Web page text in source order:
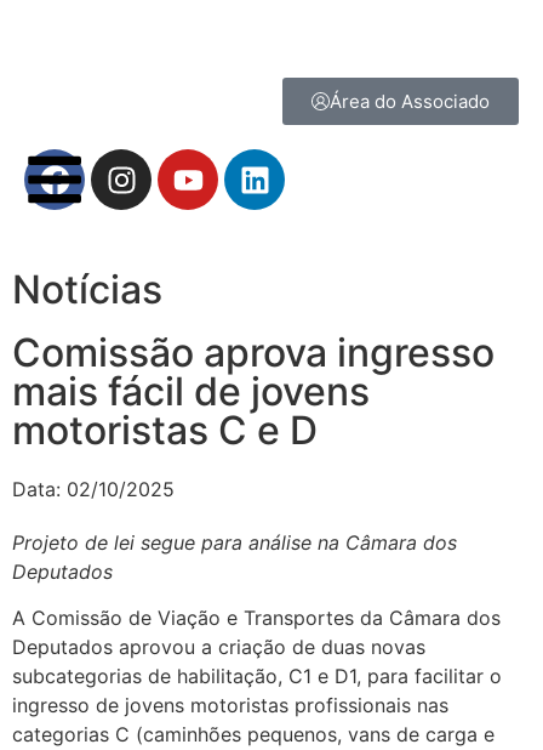
Área do Associado
Notícias
Comissão aprova ingresso
mais fácil de jovens
motoristas C e D
Data: 02/10/2025
Projeto de lei segue para análise na Câmara dos
Deputados
A Comissão de Viação e Transportes da Câmara dos
Deputados aprovou a criação de duas novas
subcategorias de habilitação, C1 e D1, para facilitar o
ingresso de jovens motoristas profissionais nas
categorias C (caminhões pequenos, vans de carga e